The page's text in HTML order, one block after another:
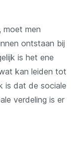
moet men
ontstaan bij
is het ene
kan leiden tot
is dat de sociale
verdeling is er